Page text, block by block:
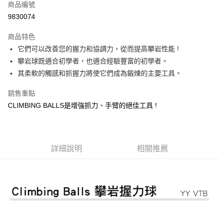
Apple Pay
悠遊付
Google Pay
全盈+PAY
大哥付你分期
相關說明
流程，驗證手機門號後，選擇欲分期的期數、繳款截止日，確認付款後即完
法說明評估內容。
【繳款方式說明】
【關於「AFTEE先享後付」】
２．便利：只要手機號碼，簡訊認證，即可結帳。
３．安心：先確認商品／服務後，再付款。
運送方式
商品編號
9830074
商品特色
它們可以改善您的握力和協調力，從而提高攀岩性能 !
攀岩球既適合初學者，也適合經驗豐富的初學者。
其柔軟的觸感和抓握力將使它們成為鍛煉的主要工具。
銷售重點
CLIMBING BALLS是增強抓力、手臂的絕佳工具 !
詳細說明 相關推薦